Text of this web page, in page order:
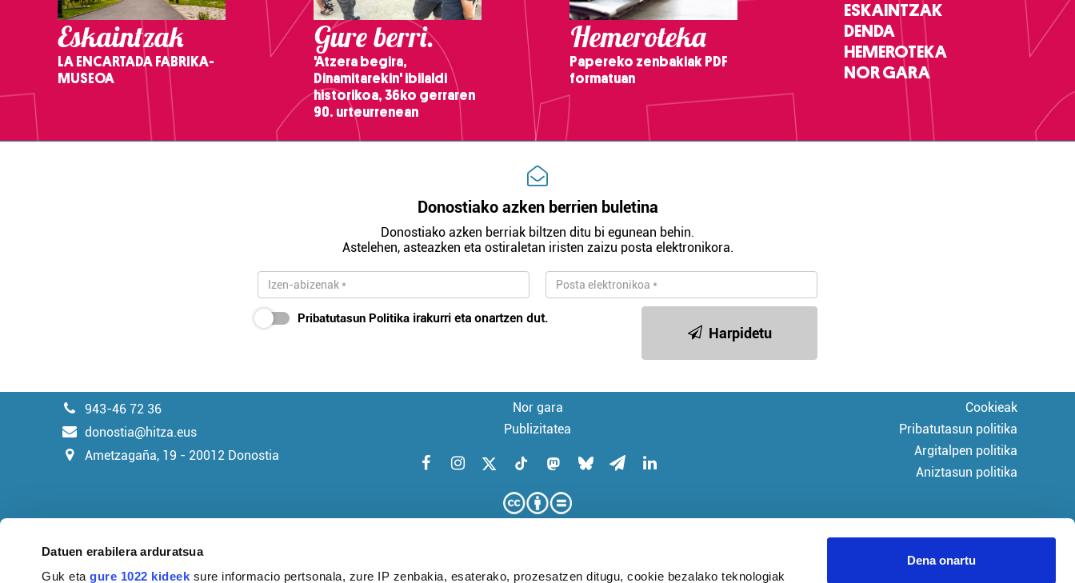
Datuen erabilera arduratsua
Guk etagure 1022 kideek sure informacio pertsonala, zure IP zenbakia, esaterako, prozesatzen ditugu, cookie bezalako teknologiak
Dena onartu
Eskaintzak
LA ENCARTADA FABRIKA-
MUSEOA
Gure berri.
'Atzera begira,
Dinamitarekin' ibilaldi
historikoa, 36ko gerraren
90. urteurrenean
Hemeroteka
Papereko zenbakiak PDF
formatuan
ESKAINTZAK
DENDA
HEMEROTEKA
NOR GARA
Donostiako azken berrien buletina
Donostiako azken berriak biltzen ditu bi egunean behin.
Astelehen, asteazken eta ostiraletan iristen zaizu posta elektronikora.
Pribatutasun Politika irakurri eta onartzen dut.
Harpidetu
943-46 72 36
donostia@hitza.eus
Ametzagaña, 19 - 20012 Donostia
Nor gara
Publizitatea
Cookieak
Pribatutasun politika
Argitalpen politika
Aniztasun politika